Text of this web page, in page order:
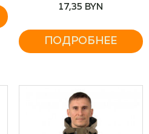
17,35 BYN
ПОДРОБНЕЕ